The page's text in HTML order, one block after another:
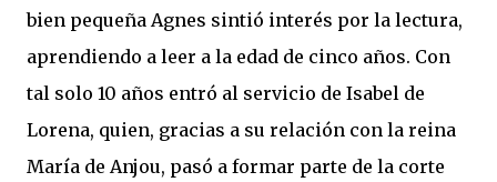
bien pequeña Agnes sintió interés por la lectura,
aprendiendo a leer a la edad de cinco años. Con
tal solo 10 años entró al servicio de Isabel de
Lorena, quien, gracias a su relación con la reina
María de Anjou, pasó a formar parte de la corte